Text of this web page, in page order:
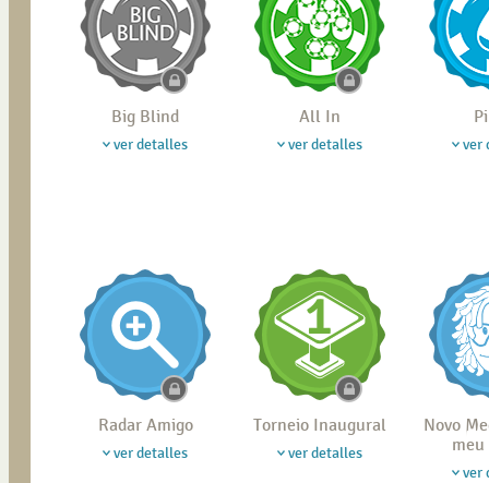
Big Blind
ver detalles
All In
ver detalles ver
Radar Amigo
ver detalles
Torneio Inaugural
ver detalles
Novo
ver